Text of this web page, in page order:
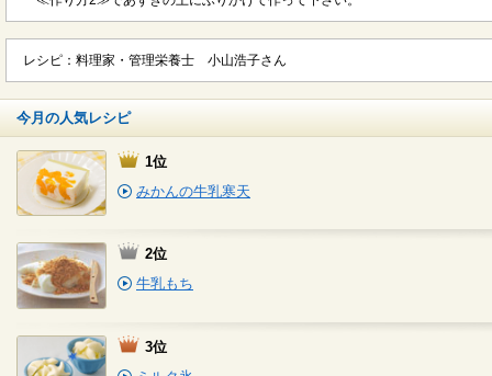
レシピ：料理家・管理栄養士 小山浩子さん
今月の人気レシピ
1位
みかんの牛乳寒天
2位
牛乳もち
3位